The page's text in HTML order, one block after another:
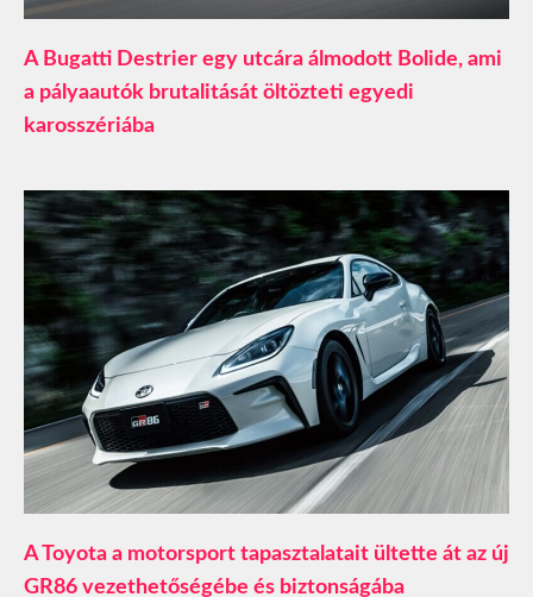
A Bugatti Destrier egy utcára álmodott Bolide, ami
a pályaautók brutalitását öltözteti egyedi
karosszériába
A Toyota a motorsport tapasztalatait ültette át az új
GR86 vezethetőségébe és biztonságába